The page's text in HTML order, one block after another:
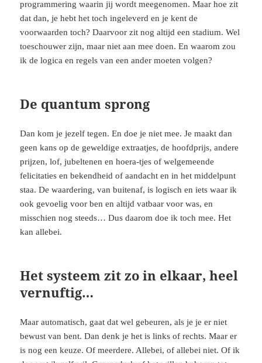
programmering waarin jij wordt meegenomen. Maar hoe zit
dat dan, je hebt het toch ingeleverd en je kent de
voorwaarden toch? Daarvoor zit nog altijd een stadium. Wel
toeschouwer zijn, maar niet aan mee doen. En waarom zou
ik de logica en regels van een ander moeten volgen?
De quantum sprong
Dan kom je jezelf tegen. En doe je niet mee. Je maakt dan
geen kans op de geweldige extraatjes, de hoofdprijs, andere
prijzen, lof, jubeltenen en hoera-tjes of welgemeende
felicitaties en bekendheid of aandacht en in het middelpunt
staa. De waardering, van buitenaf, is logisch en iets waar ik
ook gevoelig voor ben en altijd vatbaar voor was, en
misschien nog steeds… Dus daarom doe ik toch mee. Het
kan allebei.
Het systeem zit zo in elkaar, heel
vernuftig…
Maar automatisch, gaat dat wel gebeuren, als je je er niet
bewust van bent. Dan denk je het is links of rechts. Maar er
is nog een keuze. Of meerdere. Allebei, of allebei niet. Of ik